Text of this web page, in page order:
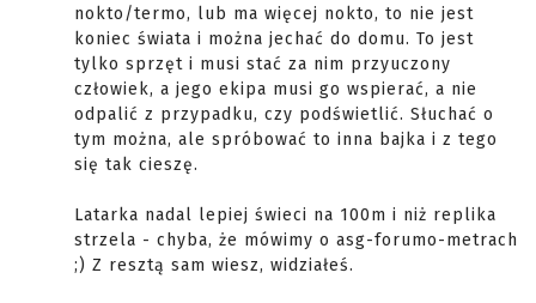
nokto/termo, lub ma więcej nokto, to nie jest
koniec świata i można jechać do domu. To jest
tylko sprzęt i musi stać za nim przyuczony
człowiek, a jego ekipa musi go wspierać, a nie
odpalić z przypadku, czy podświetlić. Słuchać o
tym można, ale spróbować to inna bajka i z tego
się tak cieszę.
Latarka nadal lepiej świeci na 100m i niż replika
strzela - chyba, że mówimy o asg-forumo-metrach
;) Z resztą sam wiesz, widziałeś.